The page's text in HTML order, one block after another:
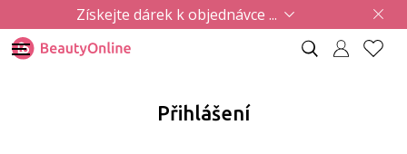
Získejte dárek k objednávce ...
Přihlášení